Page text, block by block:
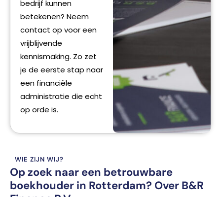
bedrijf kunnen
betekenen? Neem
contact op voor een
vrijblijvende
kennismaking. Zo zet
je de eerste stap naar
een financiële
administratie die echt
op orde is.
WIE ZIJN WIJ?
Op zoek naar een betrouwbare
boekhouder in Rotterdam? Over B&R